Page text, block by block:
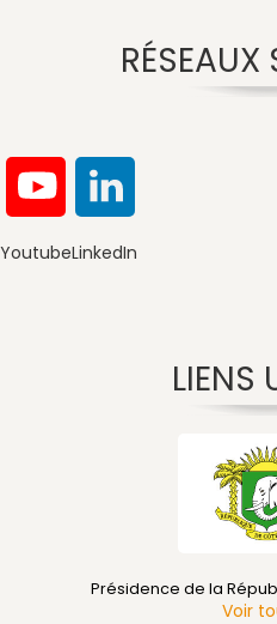
YoutubeLinkedIn
LIENS
Présidence de la
Voir